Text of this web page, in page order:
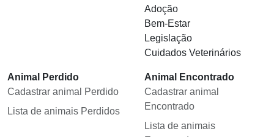
Adoção
Bem-Estar
Legislação
Cuidados Veterinários
Animal Perdido
Cadastrar animal Perdido
Lista de animais Perdidos
Animal Encontrado
Cadastrar animal
Encontrado
Lista de animais